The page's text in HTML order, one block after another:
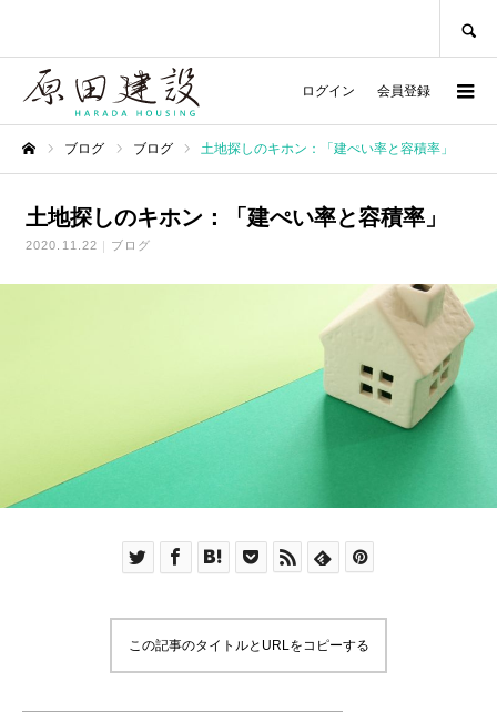
ログイン 会員登録
ブログ ブログ 土地探しのキホン：「建ぺい率と容積率」
土地探しのキホン：「建ぺい率と容積率」
2020.11.22 ブログ
この記事のタイトルとURLをコピーする